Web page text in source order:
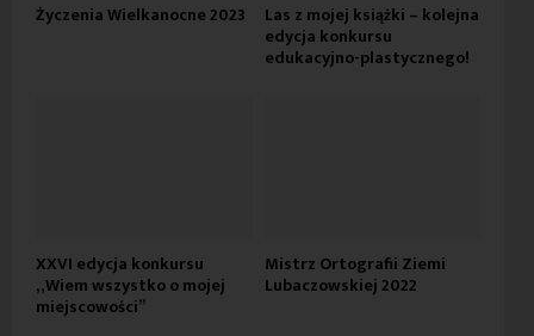
Życzenia Wielkanocne 2023 Las z mojej książki – kolejna
edycja konkursu
edukacyjno-plastycznego!
XXVI edycja konkursu
„Wiem wszystko o mojej
miejscowości”
Mistrz Ortografii Ziemi
Lubaczowskiej 2022